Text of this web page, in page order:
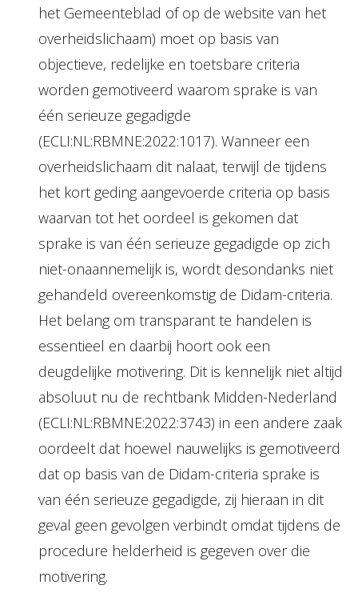
het Gemeenteblad of op de website van het
overheidslichaam) moet op basis van
objectieve, redelijke en toetsbare criteria
worden gemotiveerd waarom sprake is van
één serieuze gegadigde
(ECLI:NL:RBMNE:2022:1017). Wanneer een
overheidslichaam dit nalaat, terwijl de tijdens
het kort geding aangevoerde criteria op basis
waarvan tot het oordeel is gekomen dat
sprake is van één serieuze gegadigde op zich
niet-onaannemelijk is, wordt desondanks niet
gehandeld overeenkomstig de Didam-criteria.
Het belang om transparant te handelen is
essentieel en daarbij hoort ook een
deugdelijke motivering. Dit is kennelijk niet altijd
absoluut nu de rechtbank Midden-Nederland
(ECLI:NL:RBMNE:2022:3743) in een andere zaak
oordeelt dat hoewel nauwelijks is gemotiveerd
dat op basis van de Didam-criteria sprake is
van één serieuze gegadigde, zij hieraan in dit
geval geen gevolgen verbindt omdat tijdens de
procedure helderheid is gegeven over die
motivering.